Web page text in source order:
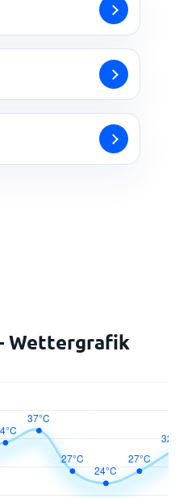
Wettergrafik